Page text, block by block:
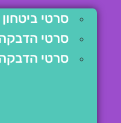
סרטי ביטחון
סרטי הדבקה
סרטי הדבקה